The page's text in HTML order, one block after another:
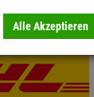
Alle Akzeptieren